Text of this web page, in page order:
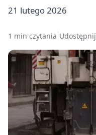
21 lutego 2026
1 min czytania Udostępnij